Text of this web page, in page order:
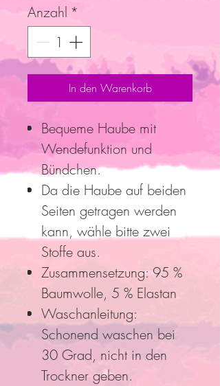
Anzahl *
In den Warenkorb
Bequeme Haube mit
Wendefunktion und
Bündchen.
Da die Haube auf beiden
Seiten getragen werden
kann, wähle bitte zwei
Stoffe aus.
Zusammensetzung: 95 %
Baumwolle, 5 % Elastan
Waschanleitung:
Schonend waschen bei
30 Grad, nicht in den
Trockner geben.